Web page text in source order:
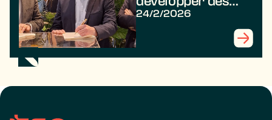
projets
agrivoltaïques au
agriculteurs
24/2/2026